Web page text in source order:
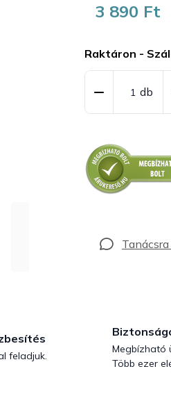
3 890 Ft
Raktáron -
feladjuk.
Megbízható
Több ezer